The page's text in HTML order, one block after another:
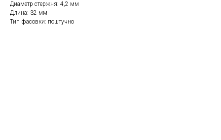
Диаметр стержня: 4,2 мм
Длина: 32 мм
Тип фасовки: поштучно